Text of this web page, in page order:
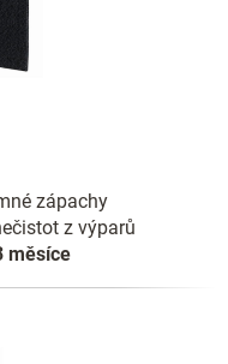
zápachy
z výparů
měsíce